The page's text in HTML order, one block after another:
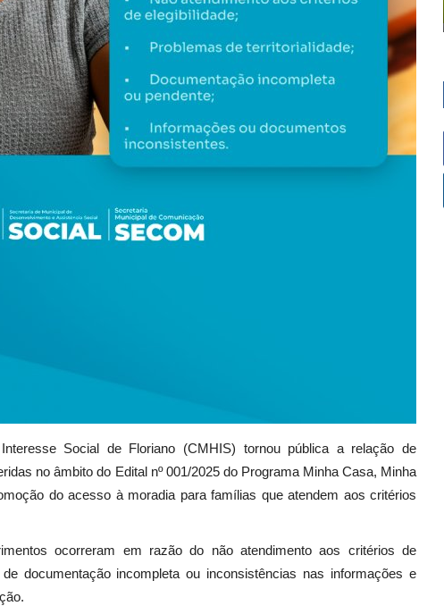
Social de Floriano (CMHIS) tornou pública a relação de
no âmbito do Edital nº 001/2025 do Programa Minha Casa, Minha
do acesso à moradia para famílias que atendem aos critérios
ocorreram em razão do não atendimento aos critérios de
de documentação incompleta ou inconsistências nas informações e